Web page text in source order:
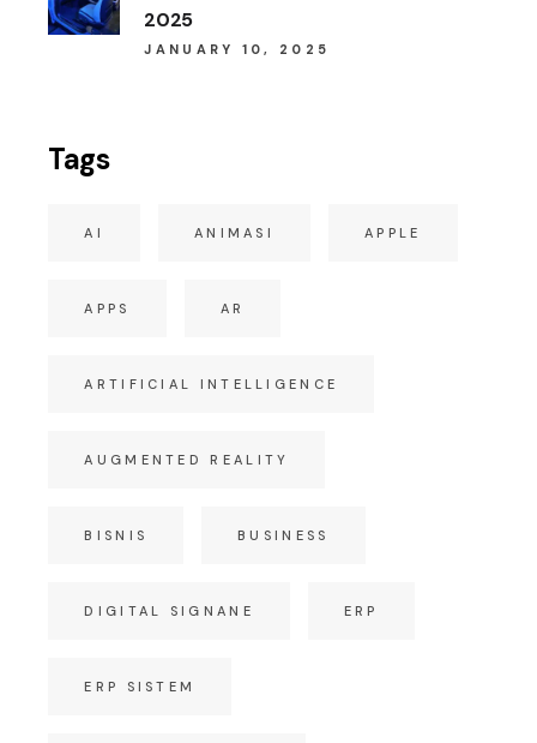
2025
JANUARY 10, 2025
Tags
AI ANIMASI APPLE
APPS AR
ARTIFICIAL INTELLIGENCE
AUGMENTED REALITY
BISNIS BUSINESS
DIGITAL SIGNANE ERP
ERP SISTEM